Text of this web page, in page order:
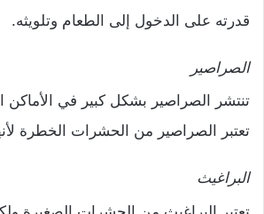
قدرته على الدخول إلى الطعام وتلويثه.
الصراصير
تنتشر الصراصير بشكل كبير في الأماكن
تعتبر الصراصير من الحشرات الخطرة
البراغيث